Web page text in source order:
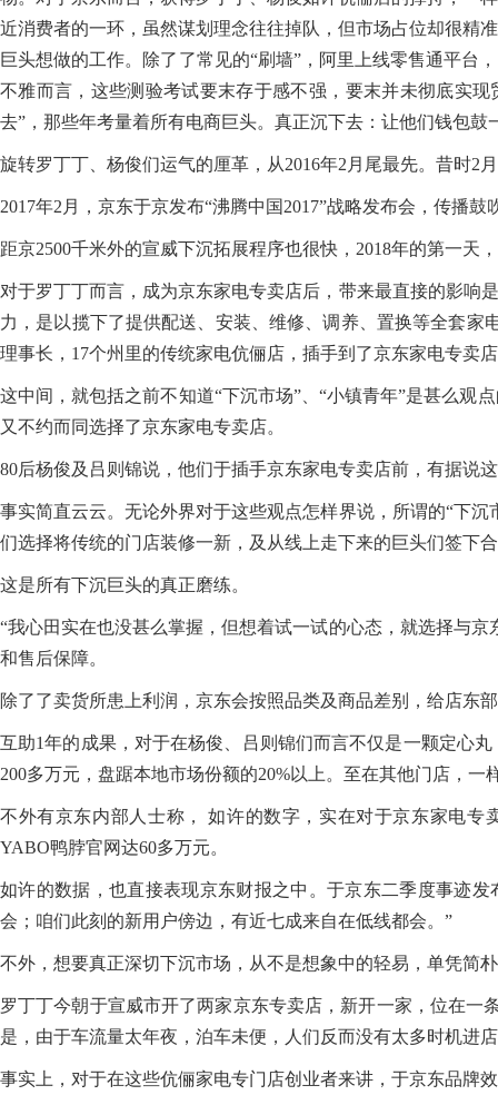
近消费者的一环，虽然谋划理念往往掉队，但市场占位却很精
巨头想做的工作。除了了常见的“刷墙”，阿里上线零售通平台
不雅而言，这些测验考试要末存于感不强，要末并未彻底实
去”，那些年考量着所有电商巨头。真正沉下去：让他们钱包鼓
旋转罗丁丁、杨俊们运气的厘革，从2016年2月尾最先。昔时2
2017年2月，京东于京发布“沸腾中国2017”战略发布会，传播
距京2500千米外的宣威下沉拓展程序也很快，2018年的第一
对于罗丁丁而言，成为京东家电专卖店后，带来最直接的影响
力，是以揽下了提供配送、安装、维修、调养、置换等全套家
理事长，17个州里的传统家电伉俪店，插手到了京东家电专卖
这中间，就包括之前不知道“下沉市场”、“小镇青年”是甚么观
又不约而同选择了京东家电专卖店。
80后杨俊及吕则锦说，他们于插手京东家电专卖店前，有据说
事实简直云云。无论外界对于这些观点怎样界说，所谓的“下
们选择将传统的门店装修一新，及从线上走下来的巨头们签下
这是所有下沉巨头的真正磨练。
“我心田实在也没甚么掌握，但想着试一试的心态，就选择与
和售后保障。
除了了卖货所患上利润，京东会按照品类及商品差别，给店东
互助1年的成果，对于在杨俊、吕则锦们而言不仅是一颗定心
200多万元，盘踞本地市场份额的20%以上。至在其他门店，一
不外有京东内部人士称， 如许的数字，实在对于京东家电
YABO鸭脖官网达60多万元。
如许的数据，也直接表现京东财报之中。于京东二季度事迹
会；咱们此刻的新用户傍边，有近七成来自在低线都会。”
不外，想要真正深切下沉市场，从不是想象中的轻易，单凭简
罗丁丁今朝于宣威市开了两家京东专卖店，新开一家，位在
是，由于车流量太年夜，泊车未便，人们反而没有太多时机进
事实上，对于在这些伉俪家电专门店创业者来讲，于京东品牌